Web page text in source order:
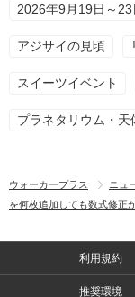
2026年9月19日～
アジサイの見頃
スイーツイベント
プラネタリウム・天
ウォーカープラス ニュ
を何枚追加しても数式修正
利用規約
推奨環境